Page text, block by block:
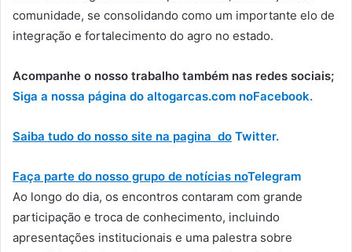
comunidade, se consolidando como um importante elo de
integração e fortalecimento do agro no estado.
Acompanhe o nosso trabalho também nas redes sociais;
Siga a nossa página do altogarcas.com noFacebook.
Saiba tudo do nosso site na pagina do Twitter.
Faça parte do nosso grupo de notícias noTelegram
Ao longo do dia, os encontros contaram com grande
participação e troca de conhecimento, incluindo
apresentações institucionais e uma palestra sobre